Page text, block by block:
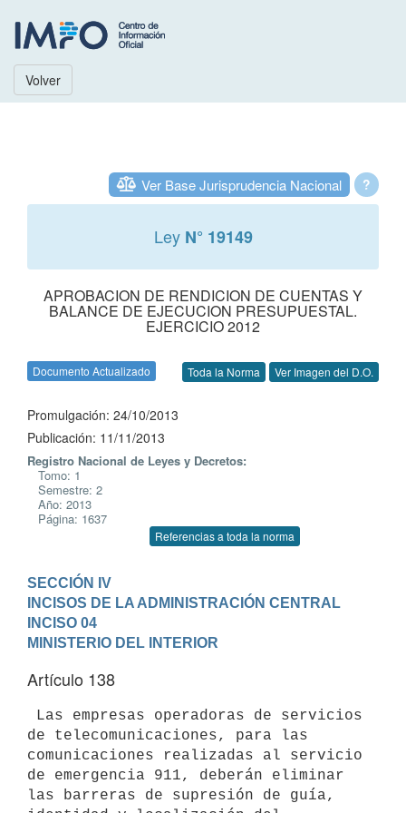
Volver
?
Ver Base Jurisprudencia Nacional
Ley N° 19149
APROBACION DE RENDICION DE CUENTAS Y
BALANCE DE EJECUCION PRESUPUESTAL.
EJERCICIO 2012
Documento Actualizado Toda la Norma Ver Imagen del D.O.
Promulgación: 24/10/2013
Publicación: 11/11/2013
Registro Nacional de Leyes y Decretos:
Tomo: 1
Semestre: 2
Año: 2013
Página: 1637
Referencias a toda la norma
SECCIÓN IV
INCISOS DE LA ADMINISTRACIÓN CENTRAL
INCISO 04
MINISTERIO DEL INTERIOR
Artículo 138
de telecomunicaciones, para las
comunicaciones realizadas al servicio
de emergencia 911, deberán eliminar
las barreras de supresión de guía,